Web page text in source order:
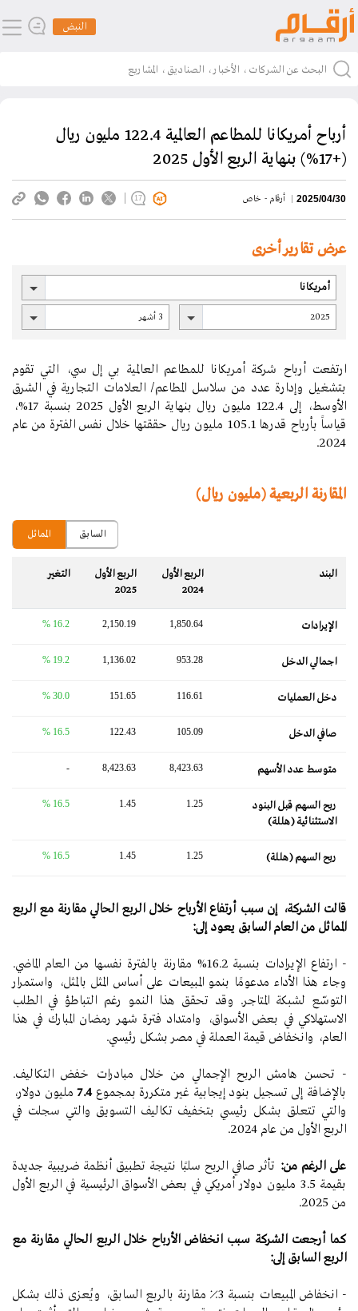
النبض
أرباح أمريكانا للمطاعم العالمية 122.4 مليون ريال
(+17%) بنهاية الربع الأول 2025
2025/04/30 أرقام - خاص 17
عرض تقارير أخرى
ارتفعت أرباح شركة أمريكانا للمطاعم العالمية بي إل سي، التي تقوم
بتشغيل وإدارة عدد من سلاسل المطاعم/ العلامات التجارية في الشرق
الأوسط، إلى 122.4 مليون ريال بنهاية الربع الأول 2025 بنسبة 17%،
قياساً بأرباح قدرها 105.1 مليون ريال حققتها خلال نفس الفترة من عام
2024.
المقارنة الربعية (مليون ريال)
المماثل السابق
البند
الربع الأول
2024
الربع الأول
2025
التغير‬
الإيرادات 1,850.64
2,150.19
16.2 %
اجمالي الدخل 953.28
1,136.02
19.2 %
دخل العمليات 116.61
151.65
30.0 %
صافي الدخل 105.09
122.43
16.5 %
متوسط ​​عدد الأسهم 8,423.63
8,423.63
-
ربح السهم قبل البنود
الاستثنائية (هللة)
1.25
1.45
16.5 %
ربح السهم (هللة) 1.25
1.45
16.5 %
قالت الشركة، إن سبب أرتفاع الأرباح خلال الربع الحالي مقارنة مع الربع
المماثل من العام السابق يعود إلى:
- ارتفاع الإيرادات بنسبة 16.2% مقارنة بالفترة نفسها من العام الماضي.
وجاء هذا الأداء مدعومًا بنمو المبيعات على أساس المثل بالمثل، واستمرار
التوسّع لشبكة المتاجر. وقد تحقق هذا النمو رغم التباطؤ في الطلب
الاستهلاكي في بعض الأسواق، وامتداد فترة شهر رمضان المبارك في هذا
العام، وانخفاض قيمة العملة في مصر بشكل رئيسي.
- تحسن هامش الربح الإجمالي من خلال مبادرات خفض التكاليف.
بالإضافة إلى تسجيل بنود إيجابية غير متكررة بمجموع7.4مليون دولار،
والتي تتعلق بشكل رئيسي بتخفيف تكاليف التسويق والتي سجلت في
الربع الأول من عام 2024.
على الرغم من: تأثر صافي الربح سلبًا نتيجة تطبيق أنظمة ضريبية جديدة
بقيمة 3.5 مليون دولار أمريكي في بعض الأسواق الرئيسية في الربع الأول
من 2025.
كما أرجعت الشركة سبب انخفاض الأرباح خلال الربع الحالي مقارنة مع
الربع السابق إلى:
- انخفاض المبيعات بنسبة 3٪ مقارنة بالربع السابق، ويُعزى ذلك بشكل